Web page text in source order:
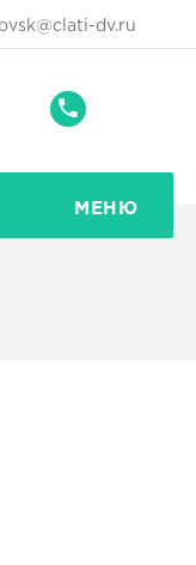
dv.ru
+7
42-
42
МЕНЮ